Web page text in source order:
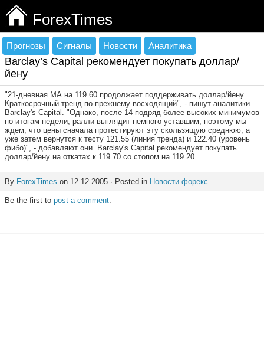
ForexTimes
Прогнозы Сигналы Новости Аналитика
Barclay’s Capital рекомендует покупать доллар/
йену
"21-дневная МА на 119.60 продолжает поддерживать доллар/йену.
Краткосрочный тренд по-прежнему восходящий", - пишут аналитики
Barclay's Capital. "Однако, после 14 подряд более высоких минимумов
по итогам недели, ралли выглядит немного уставшим, поэтому мы
ждем, что цены сначала протестируют эту скользящую среднюю, а
уже затем вернутся к тесту 121.55 (линия тренда) и 122.40 (уровень
фибо)", - добавляют они. Barclay's Capital рекомендует покупать
доллар/йену на откатах к 119.70 со стопом на 119.20.
By ForexTimes on 12.12.2005 · Posted in Новости форекс
Be the first to post a comment.